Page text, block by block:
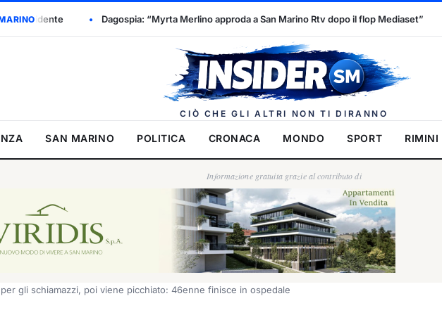
“Myrta Merlino approda a San Marino Rtv dopo il flop Mediaset” Congedo di
CIÒ CHE GLI ALTRI NON TI DIRANNO
SAN MARINO POLITICA CRONACA MONDO SPORT RIMINI
Informazione gratuita grazie al contributo di
gli schiamazzi, poi viene picchiato: 46enne finisce in ospedale